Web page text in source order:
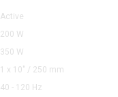
Active
200 W
350 W
1 x 10" / 250 mm
40 - 120 Hz